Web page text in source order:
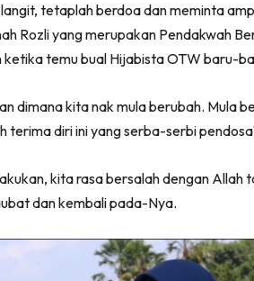
tetaplah berdoa dan meminta
Rozli yang merupakan Pendakwah
ketika temu bual Hijabista OTW baru-
dimana kita nak mula berubah. Mula
terima diri ini yang serba-serbi
kita rasa bersalah dengan Allah
dan kembali pada-Nya.